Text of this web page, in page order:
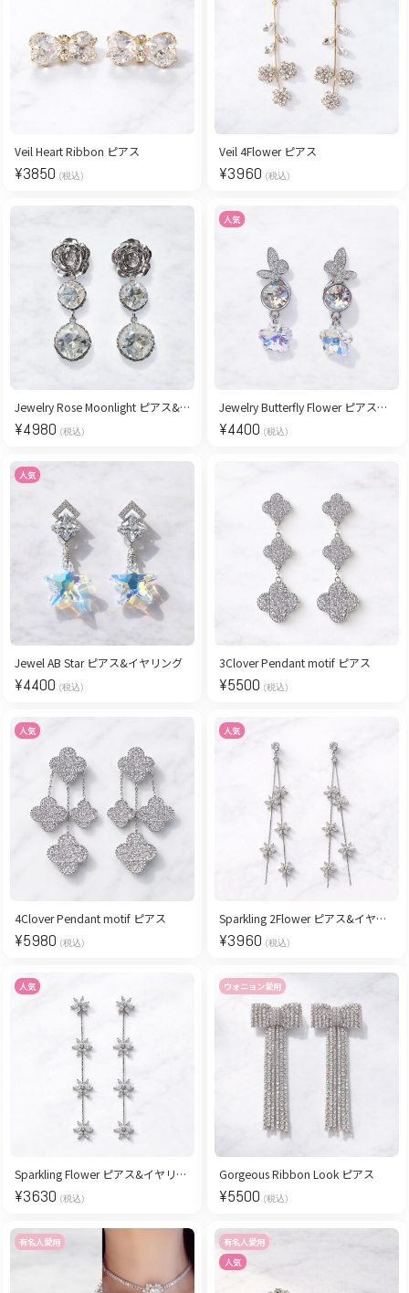
Veil Heart Ribbon ピアス
¥3850 (税込)
Veil 4Flower ピアス
¥3960 (税込)
Jewelry Rose Moonlight ピアス&イヤリング
¥4980 (税込)
人気
Jewelry Butterfly Flower ピアス&イヤリング
¥4400 (税込)
人気
Jewel AB Star ピアス&イヤリング
¥4400 (税込)
3Clover Pendant motif ピアス
¥5500 (税込)
人気
4Clover Pendant motif ピアス
¥5980 (税込)
人気
Sparkling 2Flower ピアス&イヤリング
¥3960 (税込)
人気
Sparkling Flower ピアス&イヤリング
¥3630 (税込)
ウォニョン愛用
Gorgeous Ribbon Look ピアス
¥5500 (税込)
有名人愛用
有名人愛用
人気